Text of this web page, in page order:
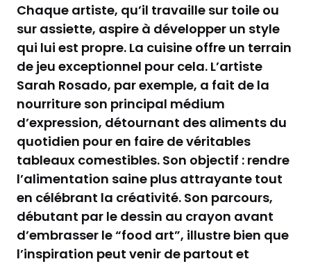
Chaque artiste, qu’il travaille sur toile ou
sur assiette, aspire à développer un style
qui lui est propre. La cuisine offre un terrain
de jeu exceptionnel pour cela. L’artiste
Sarah Rosado, par exemple, a fait de la
nourriture son principal médium
d’expression, détournant des aliments du
quotidien pour en faire de véritables
tableaux comestibles. Son objectif : rendre
l’alimentation saine plus attrayante tout
en célébrant la créativité. Son parcours,
débutant par le dessin au crayon avant
d’embrasser le “food art”, illustre bien que
l’inspiration peut venir de partout et